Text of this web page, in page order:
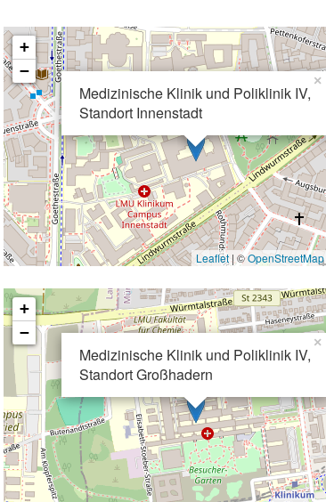
Medizinische Klinik und Poliklinik IV,
Standort Innenstadt
×
+
−
Leaflet| ©OpenStreetMap
Medizinische Klinik und Poliklinik IV,
Standort Großhadern
×
+
−